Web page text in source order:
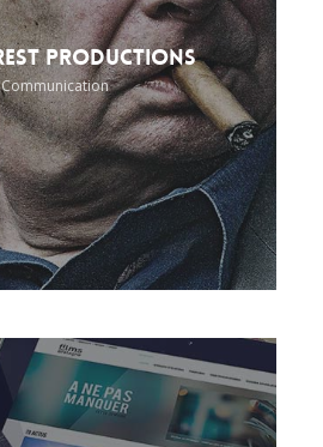
Productions
Communication